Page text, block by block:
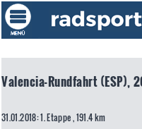
Valencia-Rundfahrt (ESP),
31.01.2018: 1. Etappe , 191.4 km